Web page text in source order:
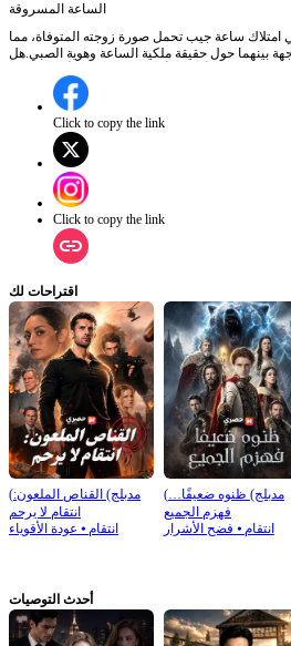
الساعة المسروقة
امتلاك ساعة جيب تحمل صورة زوجته المتوفاة، مما
بينهما حول حقيقة ملكية الساعة وهوية الصبي.هل
Click to copy the link
Click to copy the link
اقتراحات لك
(مدبلج) القناص الملعون:
انتقام لا يرحم
انتقام ⦁ عودة الأقوياء
(مدبلج) ظنوه ضعيفًا…
فهزم الجميع
انتقام ⦁ فضح الأشرار
أحدث التوصيات